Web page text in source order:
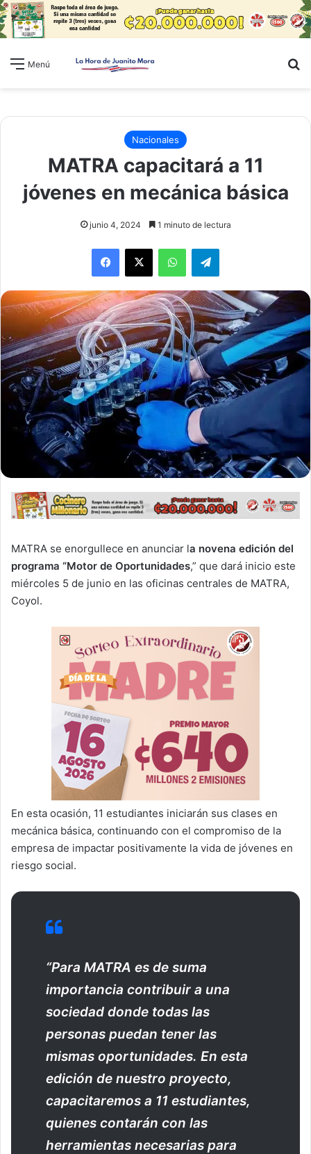
Menú
Nacionales
MATRA capacitará a 11
jóvenes en mecánica básica
junio 4, 2024 1 minuto de lectura
WhatsAppTelegram
MATRA se enorgullece en anunciar la novena edición del
programa “Motor de Oportunidades,” que dará inicio este
miércoles 5 de junio en las oficinas centrales de MATRA,
Coyol.
En esta ocasión, 11 estudiantes iniciarán sus clases en
mecánica básica, continuando con el compromiso de la
empresa de impactar positivamente la vida de jóvenes en
riesgo social.
“Para MATRA es de suma
importancia contribuir a una
sociedad donde todas las
personas puedan tener las
mismas oportunidades. En esta
edición de nuestro proyecto,
capacitaremos a 11 estudiantes,
quienes contarán con las
herramientas necesarias para